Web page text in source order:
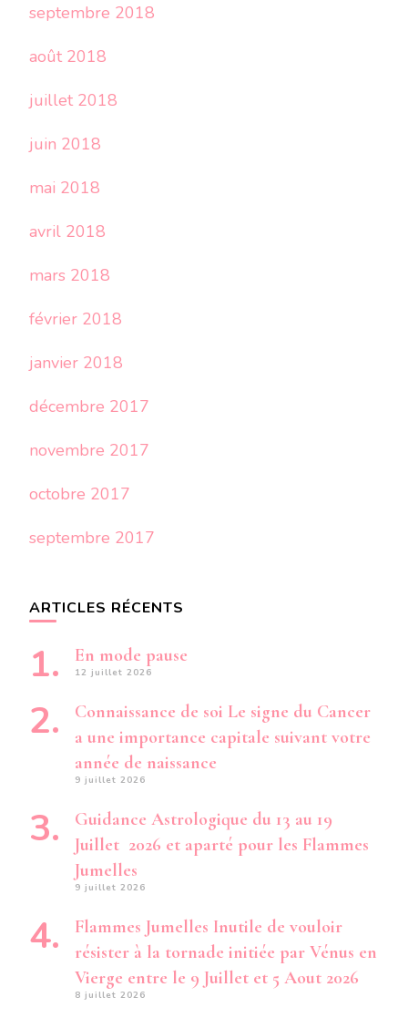
septembre 2018
août 2018
juillet 2018
juin 2018
mai 2018
avril 2018
mars 2018
février 2018
janvier 2018
décembre 2017
novembre 2017
octobre 2017
septembre 2017
ARTICLES RÉCENTS
En mode pause
12 juillet 2026
Connaissance de soi Le signe du Cancer
a une importance capitale suivant votre
année de naissance
9 juillet 2026
Guidance Astrologique du 13 au 19
Juillet 2026 et aparté pour les Flammes
Jumelles
9 juillet 2026
Flammes Jumelles Inutile de vouloir
résister à la tornade initiée par Vénus en
Vierge entre le 9 Juillet et 5 Aout 2026
8 juillet 2026